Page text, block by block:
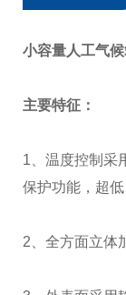
小容量人工气
主要特征：
1 、温度控制采
保护功能，超低
2 、全方面立